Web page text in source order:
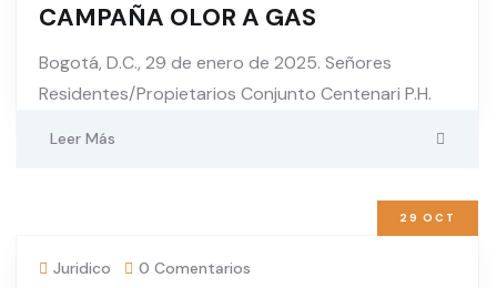
CAMPAÑA OLOR A GAS
Bogotá, D.C., 29 de enero de 2025. Señores
Residentes/Propietarios Conjunto Centenari P.H.
Leer Más
29 OCT
Juridico 0 Comentarios